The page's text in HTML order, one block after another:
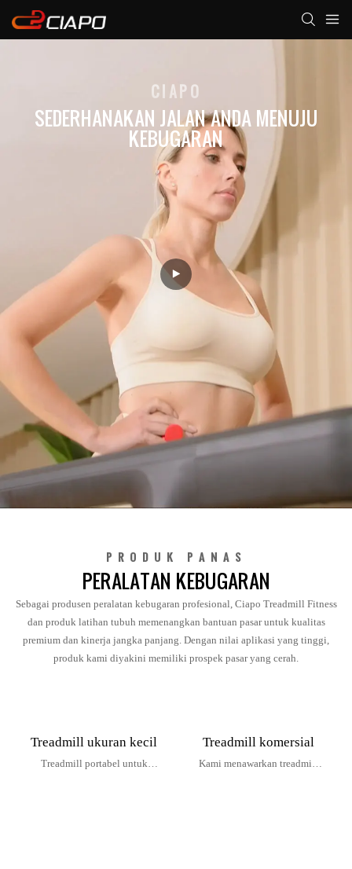
CIAPO
SEDERHANAKAN JALAN ANDA MENUJU
KEBUGARAN
PRODUK PANAS
PERALATAN KEBUGARAN
Sebagai produsen peralatan kebugaran profesional, Ciapo Treadmill Fitness
dan produk latihan tubuh memenangkan bantuan pasar untuk kualitas
premium dan kinerja jangka panjang. Dengan nilai aplikasi yang tinggi,
produk kami diyakini memiliki prospek pasar yang cerah.
Treadmill ukuran kecil
Treadmill portabel untuk
Treadmill komersial
Kami menawarkan treadmill